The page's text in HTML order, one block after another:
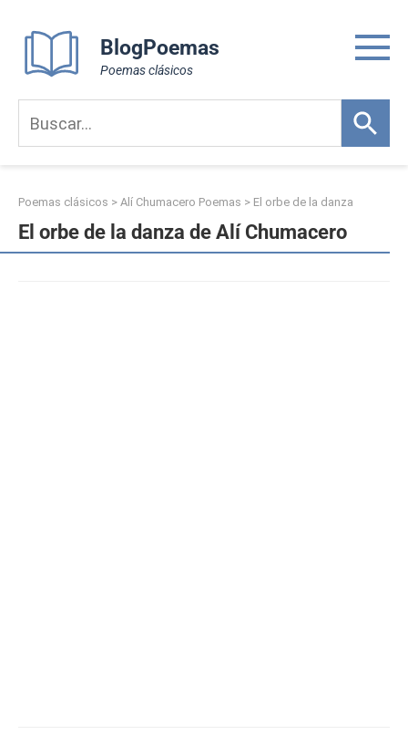
content
BlogPoemas
Poemas clásicos
Poemas clásicos > Alí Chumacero Poemas > El orbe de la danza
El orbe de la danza de Alí Chumacero